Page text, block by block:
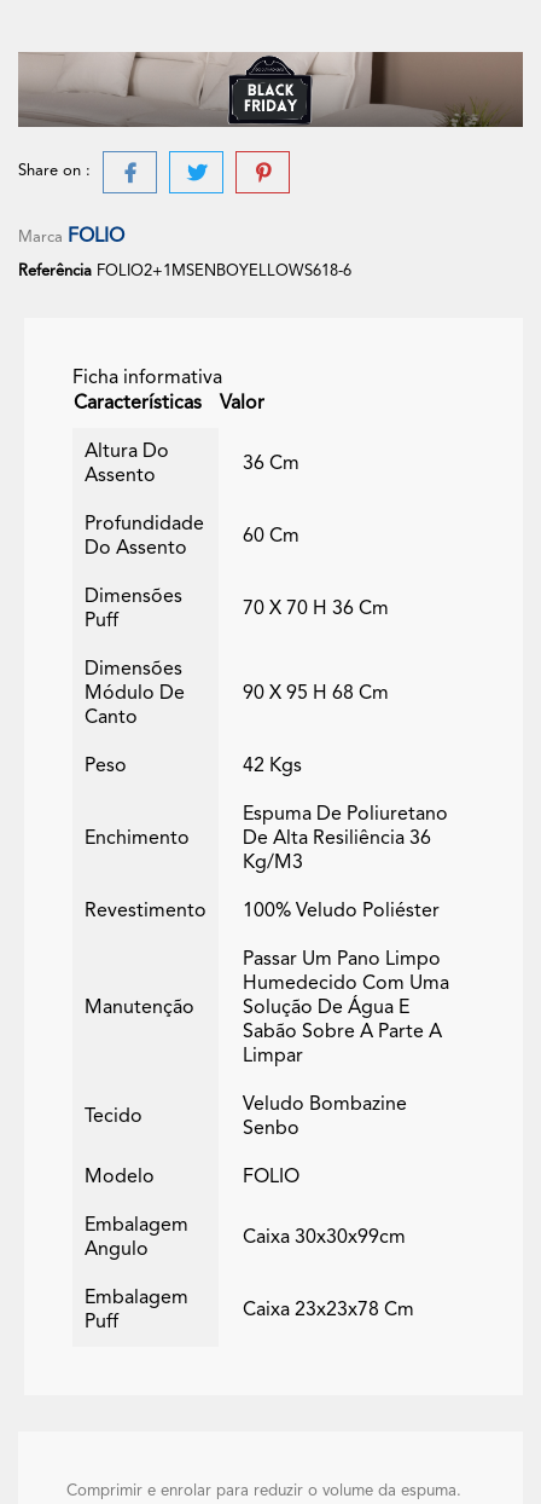
Share on :
Marca FOLIO
Referência FOLIO2+1MSENBOYELLOWS618-6
Ficha informativa
Características
Valor
Altura Do
Assento
36 Cm
Profundidade
Do Assento
60 Cm
Dimensões
Puff
70 X 70 H 36 Cm
Dimensões
Módulo De
Canto
90 X 95 H 68 Cm
Peso 42 Kgs
Enchimento
Espuma De Poliuretano
De Alta Resiliência 36
Kg/m3
Revestimento 100% Veludo Poliéster
Manutenção
Passar Um Pano Limpo
Humedecido Com Uma
Solução De Água E
Sabão Sobre A Parte A
Limpar
Tecido
Veludo Bombazine
Senbo
Modelo FOLIO
Embalagem
Angulo
Caixa 30x30x99cm
Embalagem
Puff
Caixa 23x23x78 Cm
Comprimir e enrolar para reduzir o volume da espuma.